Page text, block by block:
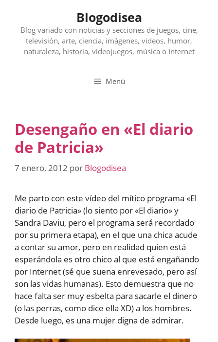
contenido
Blogodisea
Blog variado con noticias y secciones de juegos, cine,
televisión, arte, ciencia, imágenes, videos, humor,
naturaleza, historia, videojuegos, música o Internet
Menú
Desengaño en «El diario
de Patricia»
7 enero, 2012 por Blogodisea
Me parto con este vídeo del mítico programa «El
diario de Patricia» (lo siento por «El diario» y
Sandra Daviu, pero el programa será recordado
por su primera etapa), en el que una chica acude
a contar su amor, pero en realidad quien está
esperándola es otro chico al que está engañando
por Internet (sé que suena enrevesado, pero así
son las vidas humanas). Esto demuestra que no
hace falta ser muy esbelta para sacarle el dinero
(o las perras, como dice ella XD) a los hombres.
Desde luego, es una mujer digna de admirar.